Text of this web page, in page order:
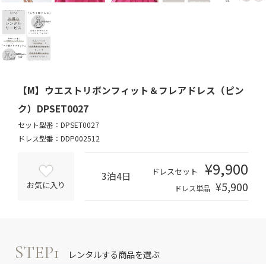
【M】ウエストリボンフィット＆フレアドレス（ピン
ク）DPSET0027
セット型番：DPSET0027
ドレス型番：DDP002512
お気に入り
3泊4日 ドレスセット ¥9,900
ドレス単品 ¥5,900
STEP1 レンタルする商品を選ぶ